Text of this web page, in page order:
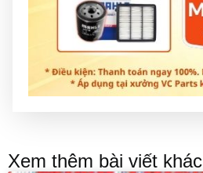
Xem thêm bài viết khác